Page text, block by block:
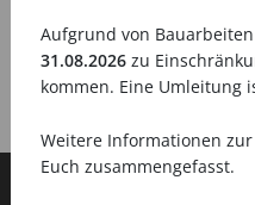
Aufgrund von
31.08.2026zu
kommen. Eine Umleitung
Weitere Informationen
Euch zusammengefasst.